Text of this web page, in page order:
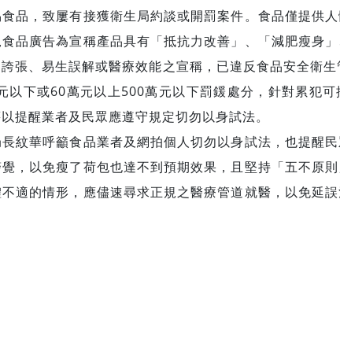
品，致屢有接獲衛生局約談或開罰案件。食品僅提供
品廣告為宣稱產品具有「抵抗力改善」、「減肥瘦身
張、易生誤解或醫療效能之宣稱，已違反食品安全衛
以下或60萬元以上500萬元以下罰鍰處分，針對累犯
以提醒業者及民眾應遵守規定切勿以身試法。
華呼籲食品業者及網拍個人切勿以身試法，也提醒
，以免瘦了荷包也達不到預期效果，且堅持「五不原
適的情形，應儘速尋求正規之醫療管道就醫，以免延